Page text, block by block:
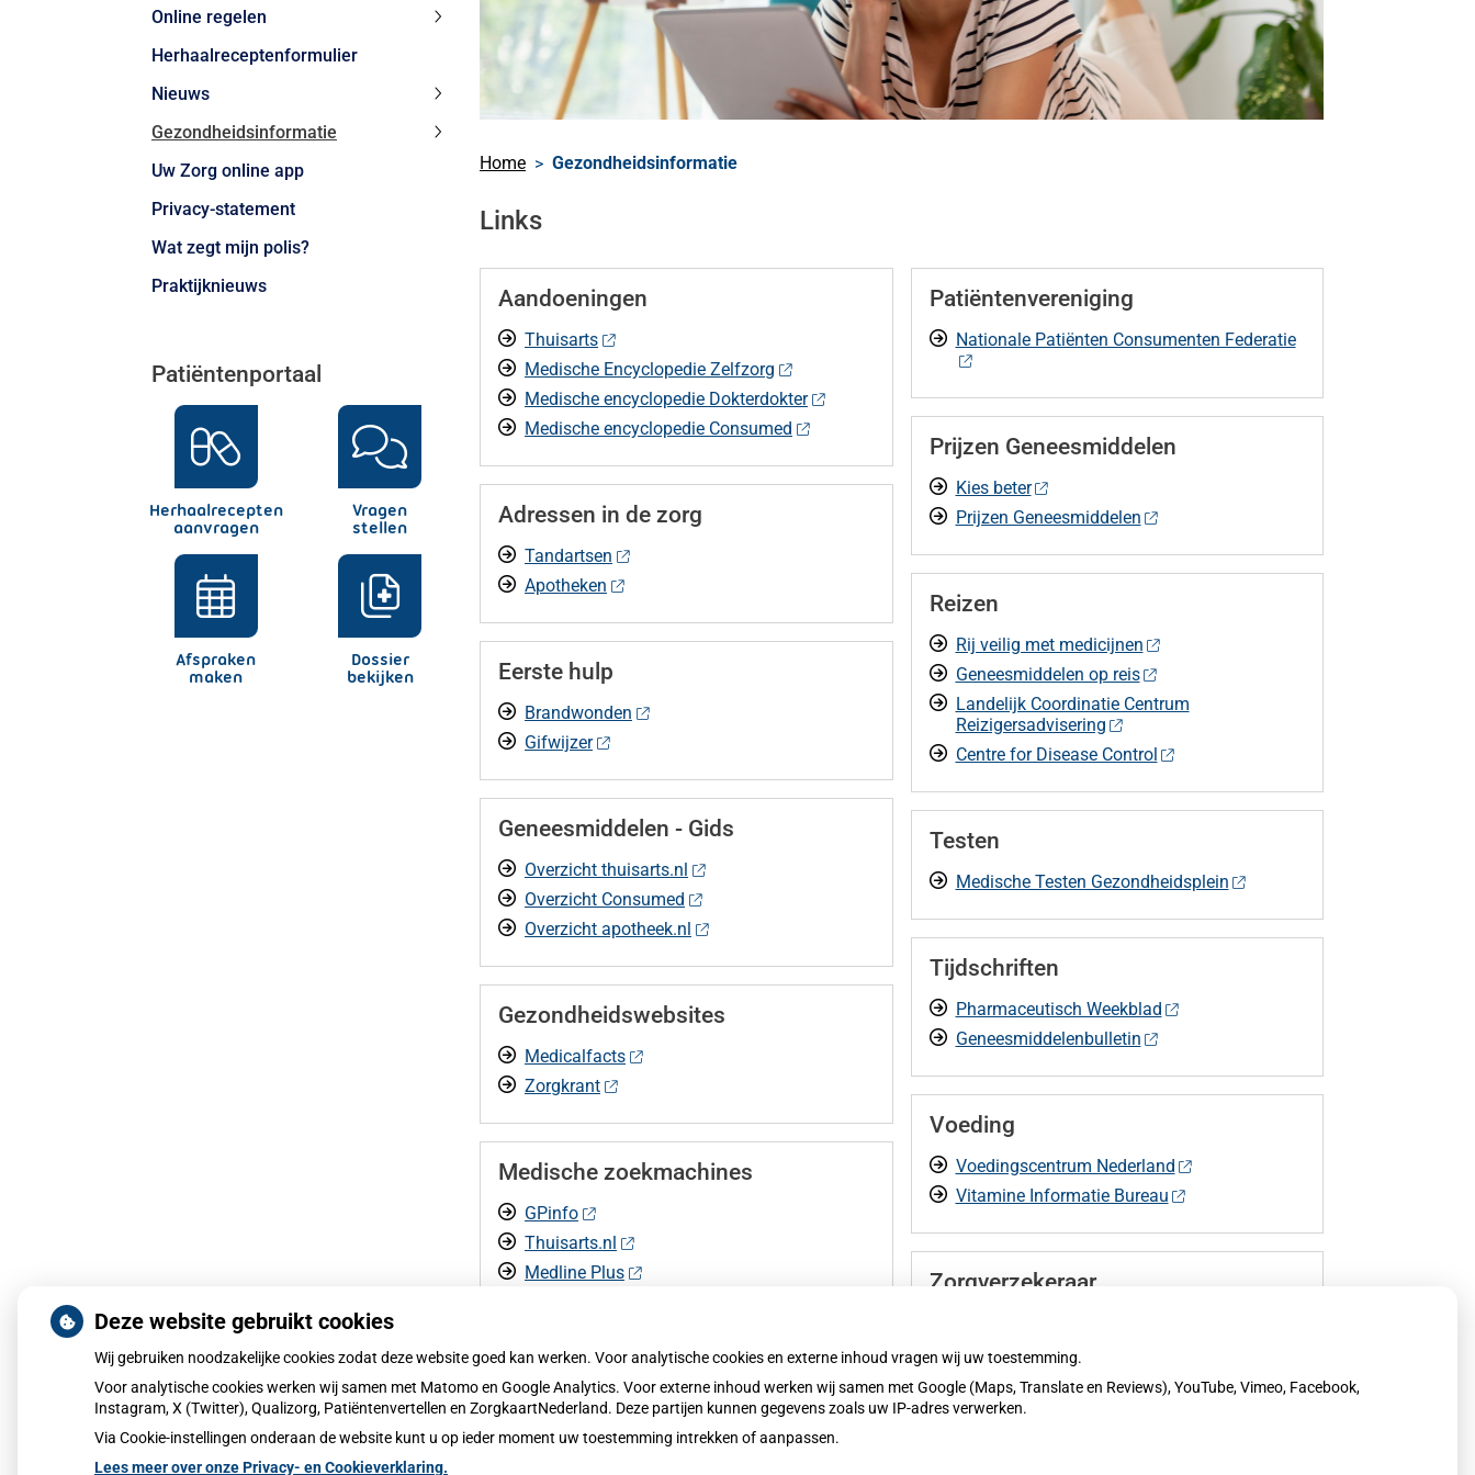
submenu
Online regelen
Herhaalreceptenformulier
Nieuws
Nieuws
submenu
Gezondheidsinformatie
Gezondheidsinformatie
submenu
Uw Zorg online app
Privacy-statement
Wat zegt mijn polis?
Praktijknieuws
Patiëntenportaal
Herhaalrecepten
aanvragen
Vragen
stellen
Afspraken
maken
Dossier
bekijken
Home Gezondheidsinformatie
Links
Aandoeningen
Thuisarts
Medische Encyclopedie Zelfzorg
Medische encyclopedie Dokterdokter
Medische encyclopedie Consumed
Adressen in de zorg
Tandartsen
Apotheken
Eerste hulp
Brandwonden
Gifwijzer
Geneesmiddelen - Gids
Overzicht thuisarts.nl
Overzicht Consumed
Overzicht apotheek.nl
Gezondheidswebsites
Medicalfacts
Zorgkrant
Medische zoekmachines
GPinfo
Thuisarts.nl
Medline Plus
Patiëntenvereniging
Nationale Patiënten Consumenten Federatie
Prijzen Geneesmiddelen
Kies beter
Prijzen Geneesmiddelen
Reizen
Rij veilig met medicijnen
Geneesmiddelen op reis
Landelijk Coordinatie Centrum
Reizigersadvisering
Centre for Disease Control
Testen
Medische Testen Gezondheidsplein
Tijdschriften
Pharmaceutisch Weekblad
Geneesmiddelenbulletin
Voeding
Voedingscentrum Nederland
Vitamine Informatie Bureau
Zorgverzekeraar
Deze website gebruikt cookies
Wij gebruiken noodzakelijke cookies zodat deze website goed kan werken. Voor analytische cookies en externe inhoud vragen wij uw toestemming.
Voor analytische cookies werken wij samen met Matomo en Google Analytics. Voor externe inhoud werken wij samen met Google (Maps, Translate en Reviews), YouTube, Vimeo, Facebook,
Instagram, X (Twitter), Qualizorg, Patiëntenvertellen en ZorgkaartNederland. Deze partijen kunnen gegevens zoals uw IP-adres verwerken.
Via Cookie-instellingen onderaan de website kunt u op ieder moment uw toestemming intrekken of aanpassen.
Lees meer over onze Privacy- en Cookieverklaring.